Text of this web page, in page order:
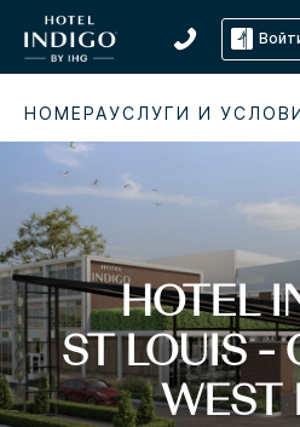
НОМЕРАУСЛУГИ И
HOTEL
ST LOUIS -
WEST